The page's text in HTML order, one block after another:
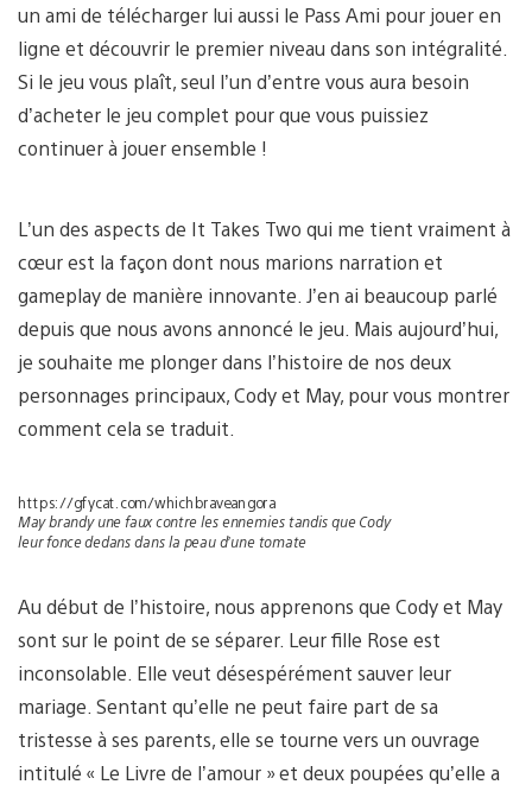
un ami de télécharger lui aussi le Pass Ami pour jouer en
ligne et découvrir le premier niveau dans son intégralité.
Si le jeu vous plaît, seul l’un d’entre vous aura besoin
d’acheter le jeu complet pour que vous puissiez
continuer à jouer ensemble !
L’un des aspects de It Takes Two qui me tient vraiment à
cœur est la façon dont nous marions narration et
gameplay de manière innovante. J’en ai beaucoup parlé
depuis que nous avons annoncé le jeu. Mais aujourd’hui,
je souhaite me plonger dans l’histoire de nos deux
personnages principaux, Cody et May, pour vous montrer
comment cela se traduit.
https://gfycat.com/whichbraveangora
May brandy une faux contre les ennemies tandis que Cody
leur fonce dedans dans la peau d’une tomate
Au début de l’histoire, nous apprenons que Cody et May
sont sur le point de se séparer. Leur fille Rose est
inconsolable. Elle veut désespérément sauver leur
mariage. Sentant qu’elle ne peut faire part de sa
tristesse à ses parents, elle se tourne vers un ouvrage
intitulé « Le Livre de l’amour » et deux poupées qu’elle a